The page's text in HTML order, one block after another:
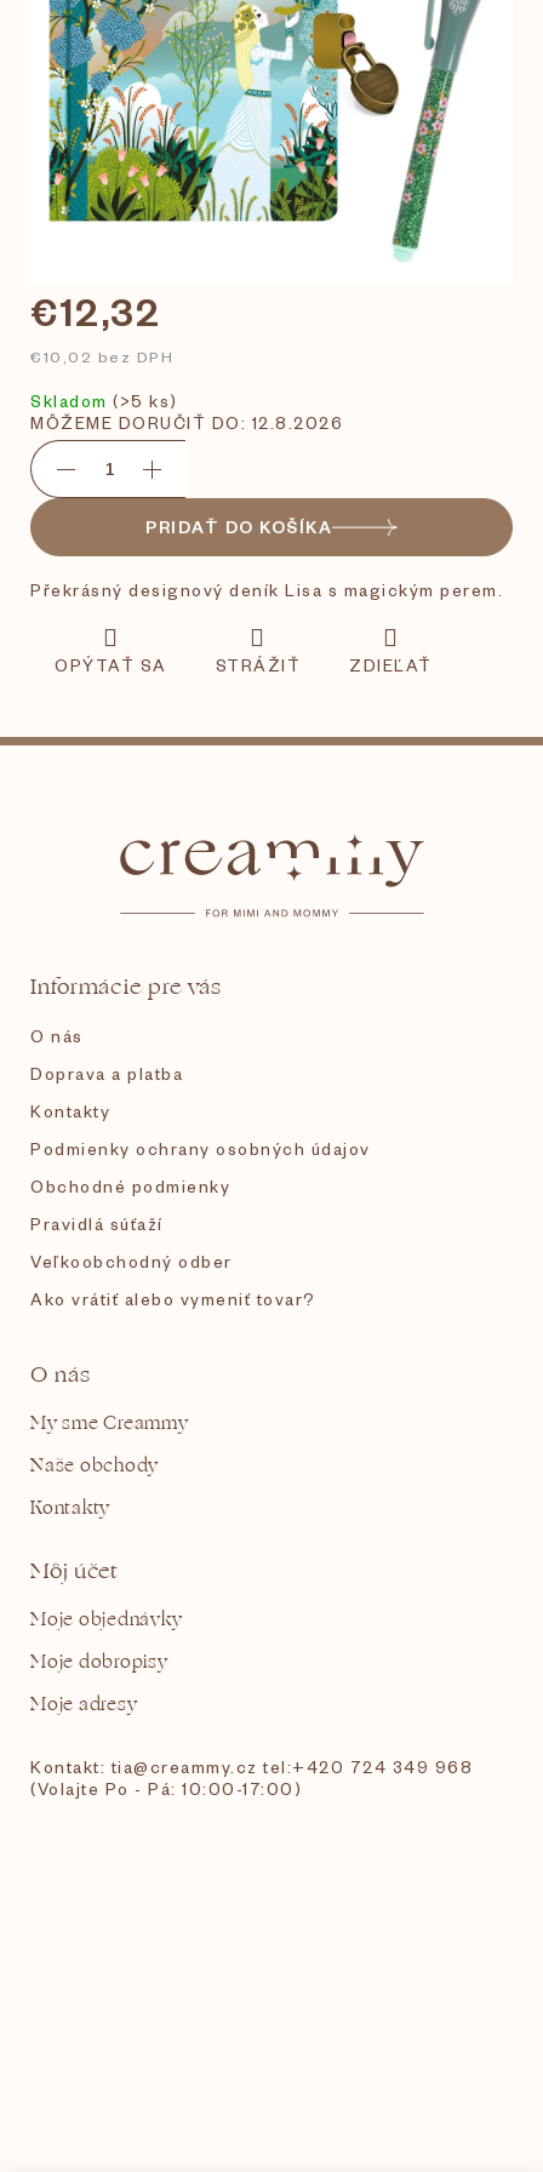
€12,32
€10,02 bez DPH
Skladom (>5 ks)
MÔŽEME DORUČIŤ DO: 12.8.2026
PRIDAŤ DO KOŠÍKA
Překrásný designový deník Lisa s magickým perem.
OPÝTAŤ SA STRÁŽIŤ ZDIEĽAŤ
Informácie pre vás
O nás
Doprava a platba
Kontakty
Podmienky ochrany osobných údajov
Obchodné podmienky
Pravidlá súťaží
Veľkoobchodný odber
Ako vrátiť alebo vymeniť tovar?
O nás
My sme Creammy
Naše obchody
Kontakty
Môj účet
Moje objednávky
Moje dobropisy
Moje adresy
Kontakt: tia@creammy.cz tel:+420 724 349 968
(Volajte Po - Pá: 10:00-17:00)